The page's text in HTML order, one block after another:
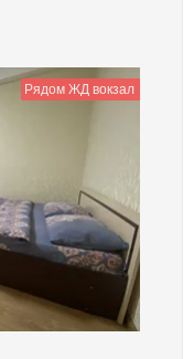
Рядом ЖД вокзал